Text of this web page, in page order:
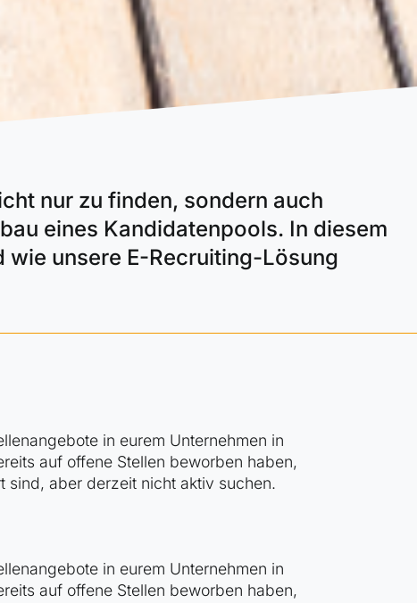
nur zu finden, sondern auch
eines Kandidatenpools. In diesem
unsere E-Recruiting-Lösung
in eurem Unternehmen in
auf offene Stellen beworben haben,
sind, aber derzeit nicht aktiv suchen.
in eurem Unternehmen in
auf offene Stellen beworben haben,